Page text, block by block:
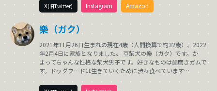
X(旧Twitter) Instagram Amazon
樂（ガク）
2021年11月26日生まれの現在4歳（人間換算で約32歳）、2022
年2月4日に家族となりました。 豆柴犬の樂（ガク）です。か
まってちゃんな性格な柴犬男子です。好きなものは歯磨きガムで
す。ドッグフードは生きていくために渋々食べています…